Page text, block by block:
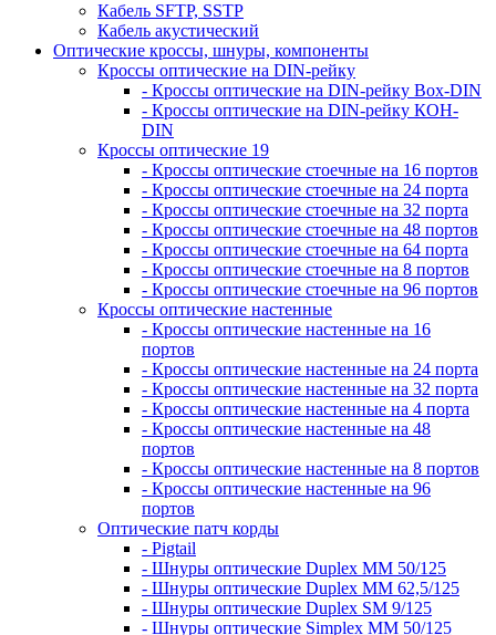
Кабель SFTP, SSTP
Кабель акустический
Оптические кроссы, шнуры, компоненты
Кроссы оптические на DIN-рейку
- Кроссы оптические на DIN-рейку Box-DIN
- Кроссы оптические на DIN-рейку КОН-
DIN
Кроссы оптические 19
- Кроссы оптические стоечные на 16 портов
- Кроссы оптические стоечные на 24 порта
- Кроссы оптические стоечные на 32 порта
- Кроссы оптические стоечные на 48 портов
- Кроссы оптические стоечные на 64 порта
- Кроссы оптические стоечные на 8 портов
- Кроссы оптические стоечные на 96 портов
Кроссы оптические настенные
- Кроссы оптические настенные на 16
портов
- Кроссы оптические настенные на 24 порта
- Кроссы оптические настенные на 32 порта
- Кроссы оптические настенные на 4 порта
- Кроссы оптические настенные на 48
портов
- Кроссы оптические настенные на 8 портов
- Кроссы оптические настенные на 96
портов
Оптические патч корды
- Pigtail
- Шнуры оптические Duplex MM 50/125
- Шнуры оптические Duplex MM 62,5/125
- Шнуры оптические Duplex SM 9/125
- Шнуры оптические Simplex MM 50/125